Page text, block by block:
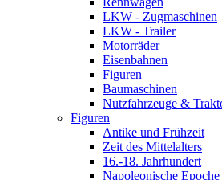
LKW - Zugmaschinen
LKW - Trailer
Motorräder
Eisenbahnen
Figuren
Baumaschinen
Nutzfahrzeuge &
Figuren
Antike und Frühzeit
Zeit des Mittelalters
16.-18. Jahrhundert
Napoleonische Epoche